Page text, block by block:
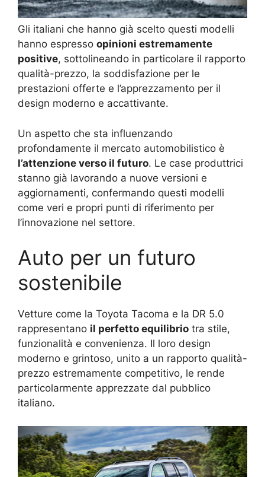
Gli italiani che hanno già scelto questi modelli
hanno espresso opinioni estremamente
positive, sottolineando in particolare il rapporto
qualità-prezzo, la soddisfazione per le
prestazioni offerte e l’apprezzamento per il
design moderno e accattivante.
Un aspetto che sta influenzando
profondamente il mercato automobilistico è
l’attenzione verso il futuro. Le case produttrici
stanno già lavorando a nuove versioni e
aggiornamenti, confermando questi modelli
come veri e propri punti di riferimento per
l’innovazione nel settore.
Auto per un futuro
sostenibile
Vetture come la Toyota Tacoma e la DR 5.0
rappresentano il perfetto equilibrio tra stile,
funzionalità e convenienza. Il loro design
moderno e grintoso, unito a un rapporto qualità-
prezzo estremamente competitivo, le rende
particolarmente apprezzate dal pubblico
italiano.